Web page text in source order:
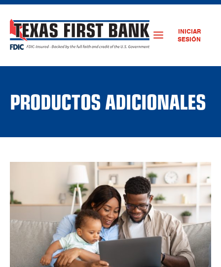
INICIAR
SESIÓN
PRODUCTOS ADICIONALES